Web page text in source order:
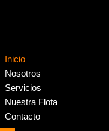
Inicio
Nosotros
Servicios
Nuestra Flota
Contacto